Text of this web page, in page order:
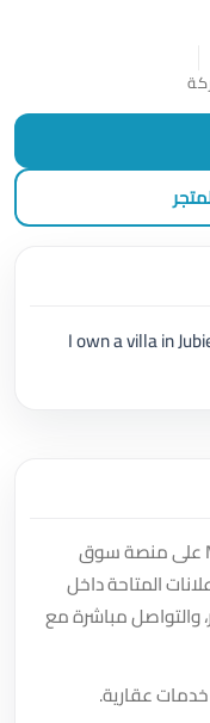
I own a villa in
تعرّف على متجر M. Taqieddin real estate على منصة سوق
المتاحة داخل
والتواصل مباشرة مع
عقارية.